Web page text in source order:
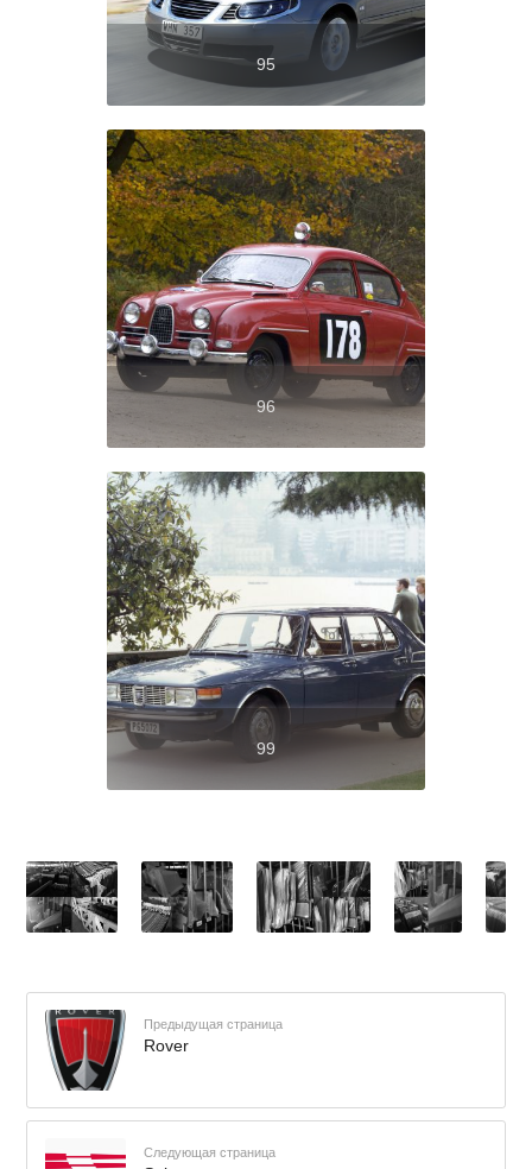
95
96
99
Предыдущая страница
Rover
Следующая страница